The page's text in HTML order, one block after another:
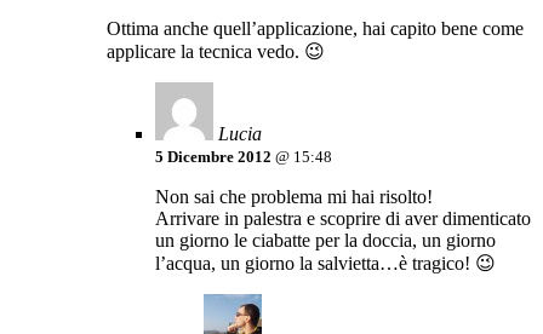
Ottima anche quell’applicazione, hai capito bene come
applicare la tecnica vedo. 😉
Lucia
5 Dicembre 2012 @ 15:48
Non sai che problema mi hai risolto!
Arrivare in palestra e scoprire di aver dimenticato
un giorno le ciabatte per la doccia, un giorno
l’acqua, un giorno la salvietta…è tragico! 😉